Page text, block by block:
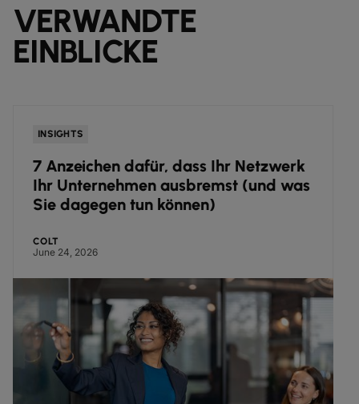
VERWANDTE
EINBLICKE
INSIGHTS
7 Anzeichen dafür, dass Ihr Netzwerk
Ihr Unternehmen ausbremst (und was
Sie dagegen tun können)
COLT
June 24, 2026